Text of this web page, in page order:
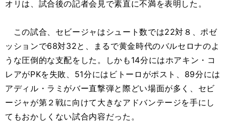
オリは、試合後の記者会見で素直に不満を表明した。
この試合、セビージャはシュート数では22対８、ポゼ
ッションで68対32と、まるで黄金時代のバルセロナのよ
うな圧倒的な支配をした。しかも14分にはホアキン・コ
レアがPKを失敗、51分にはビトーロがポスト、89分には
アディル・ラミがバー直撃弾と際どい場面が多く、セビ
ージャが第２戦に向けて大きなアドバンテージを手にし
てもおかしくない試合内容だった。